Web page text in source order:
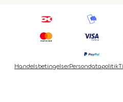
HandelsbetingelserPersondatapolitik